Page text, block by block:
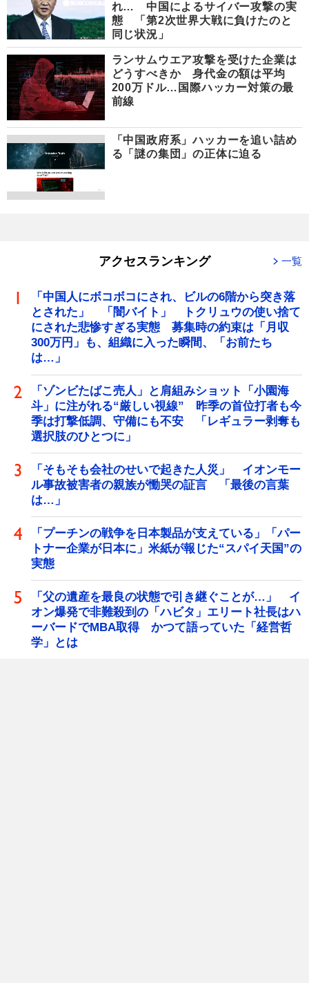
れ… 中国によるサイバー攻撃の実
態 「第2次世界大戦に負けたのと
同じ状況」
ランサムウエア攻撃を受けた企業は
どうすべきか 身代金の額は平均
200万ドル…国際ハッカー対策の最
前線
「中国政府系」ハッカーを追い詰め
る「謎の集団」の正体に迫る
アクセスランキング 一覧
「中国人にボコボコにされ、ビルの6階から突き落
とされた」 「闇バイト」 トクリュウの使い捨て
にされた悲惨すぎる実態 募集時の約束は「月収
300万円」も、組織に入った瞬間、「お前たち
は…」
「ゾンビたばこ売人」と肩組みショット「小園海
斗」に注がれる“厳しい視線” 昨季の首位打者も今
季は打撃低調、守備にも不安 「レギュラー剥奪も
選択肢のひとつに」
「そもそも会社のせいで起きた人災」 イオンモー
ル事故被害者の親族が慟哭の証言 「最後の言葉
は…」
「プーチンの戦争を日本製品が支えている」「パー
トナー企業が日本に」米紙が報じた“スパイ天国”の
実態
「父の遺産を最良の状態で引き継ぐことが…」 イ
オン爆発で非難殺到の「ハビタ」エリート社長はハ
ーバードでMBA取得 かつて語っていた「経営哲
学」とは